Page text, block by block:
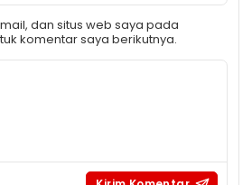
dan situs web saya pada
komentar saya berikutnya.